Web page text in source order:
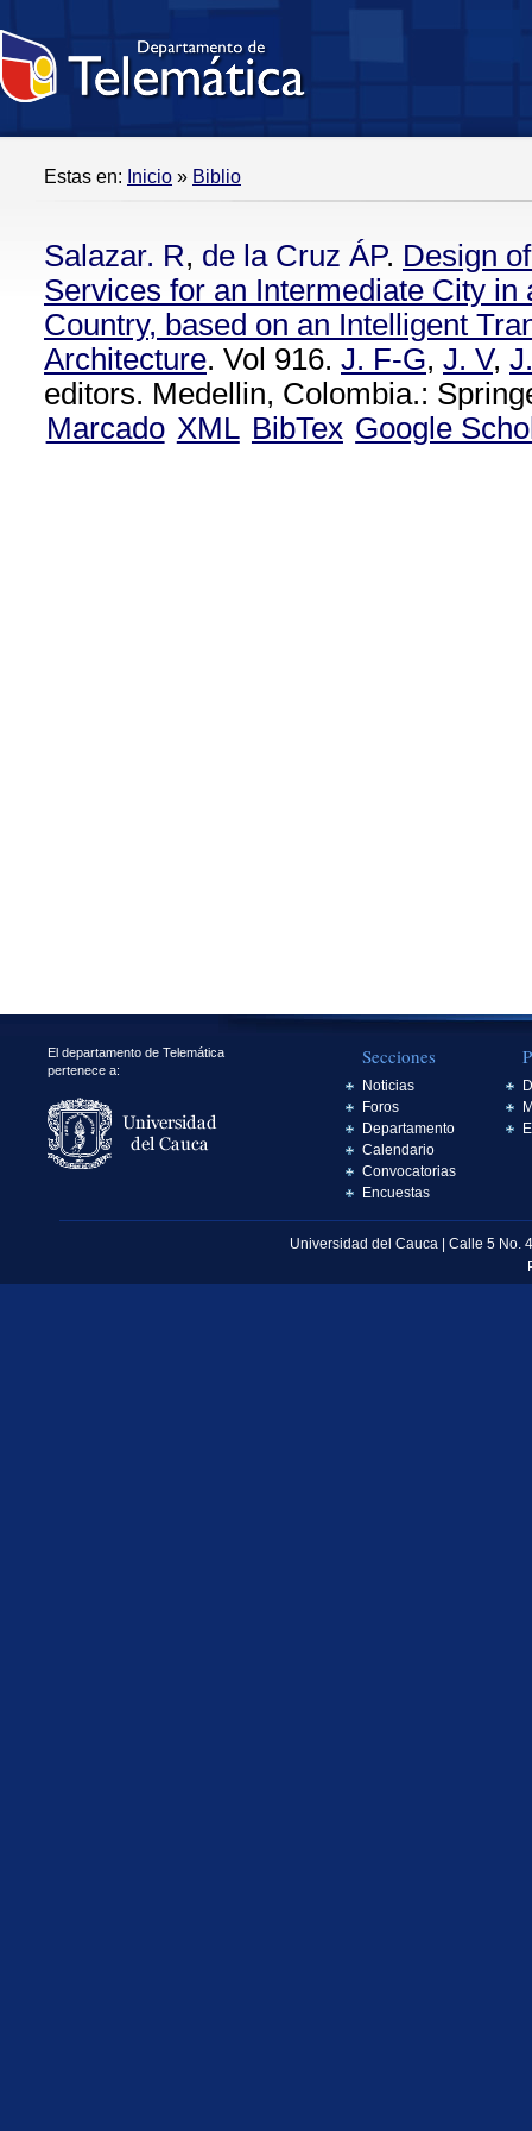
Estas en: Inicio » Biblio
Salazar. R, de la Cruz ÁP. Design
Services for an Intermediate City in
Country, based on an Intelligent
Architecture. Vol 916. J. F-G, J. V,
editors. Medellin, Colombia.:
Marcado XML BibTex Google
El departamento de Telemática
pertenece a:
Secciones
Noticias
Foros
Departamento
Calendario
Convocatorias
Encuestas
Universidad del Cauca | Calle 5 No.